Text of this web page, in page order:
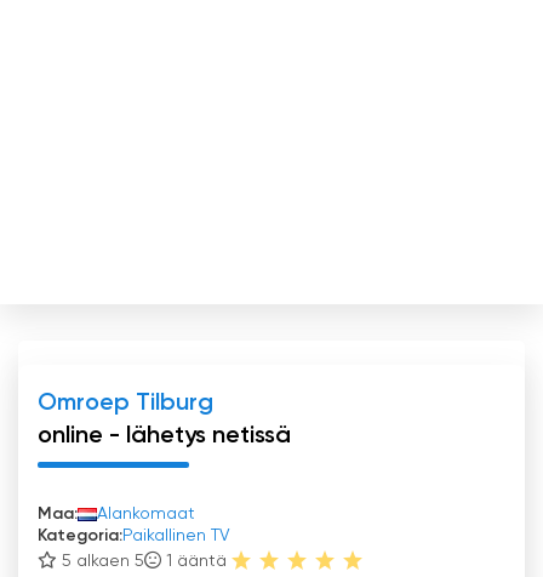
Omroep Tilburg
online - lähetys netissä
Maa:
Alankomaat
Kategoria:Paikallinen TV
5 alkaen 5
1 ääntä